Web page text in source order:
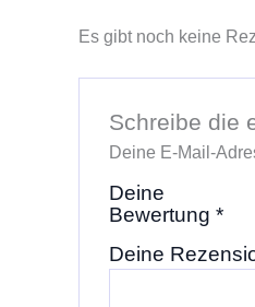
Es gibt noch keine
Schreibe die
Deine E-Mail-
Deine
Bewertung *
Deine